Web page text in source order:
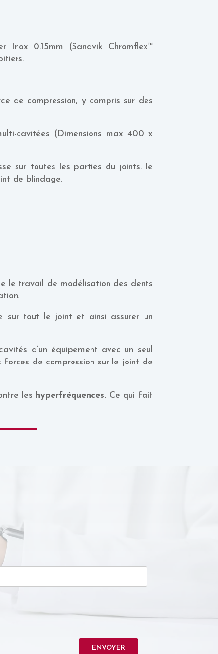
0.15mm (Sandvik Chromflex™
de compression, y compris sur des
cavitées (Dimensions max 400 x
sur toutes les parties du joints. le
de blindage.
le travail de modélisation des dents
sur tout le joint et ainsi assurer un
d’un équipement avec un seul
de compression sur le joint de
les hyperfréquences. Ce qui fait